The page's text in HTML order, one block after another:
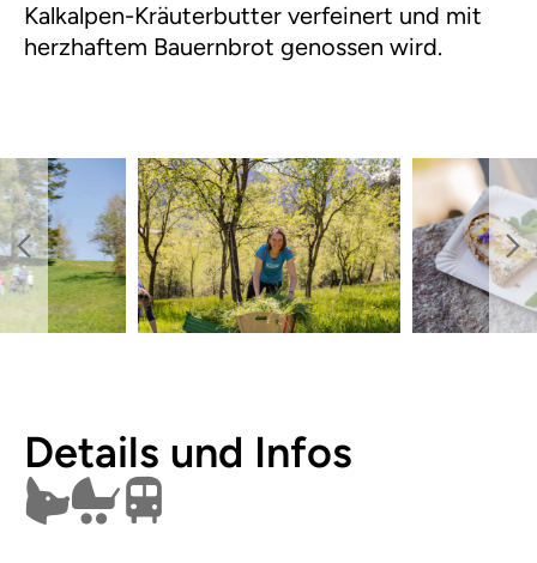
Kalkalpen-Kräuterbutter verfeinert und mit
herzhaftem Bauernbrot genossen wird.
Details und Infos
Hunde erlaubt
Kinderwagen